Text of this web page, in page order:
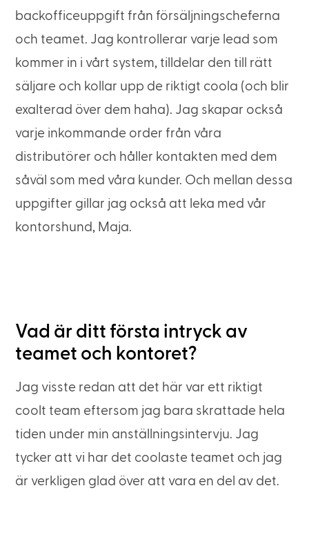
backofficeuppgift från försäljningscheferna
och teamet. Jag kontrollerar varje lead som
kommer in i vårt system, tilldelar den till rätt
säljare och kollar upp de riktigt coola (och blir
exalterad över dem haha). Jag skapar också
varje inkommande order från våra
distributörer och håller kontakten med dem
såväl som med våra kunder. Och mellan dessa
uppgifter gillar jag också att leka med vår
kontorshund, Maja.
Vad är ditt första intryck av
teamet och kontoret?
Jag visste redan att det här var ett riktigt
coolt team eftersom jag bara skrattade hela
tiden under min anställningsintervju. Jag
tycker att vi har det coolaste teamet och jag
är verkligen glad över att vara en del av det.